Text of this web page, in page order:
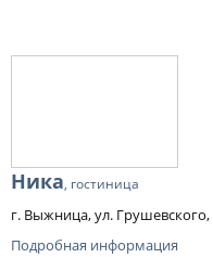
Ника, гостиница
г. Выжница, ул. Грушевского,
Подробная информация